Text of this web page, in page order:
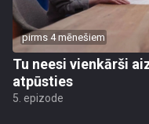
pirms 4 mēnešiem
Tu neesi vienkārši
atpūsties
5. epizode